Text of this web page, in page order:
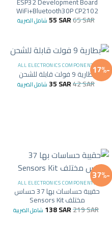
WiFi+Bluetooth30P CP2102
65SAR
55SAR شامل الضريبة
-17%
ALL ELECTRONICS COMPONENTS
بطارية 9 فولت قابلة للشحن
42SAR
35SAR شامل الضريبة
-37%
ALL ELECTRONICS COMPONENTS
حقيبة حساسات بها 37 حساس
مختلف Sensors Kit
219SAR
138SAR شامل الضريبة